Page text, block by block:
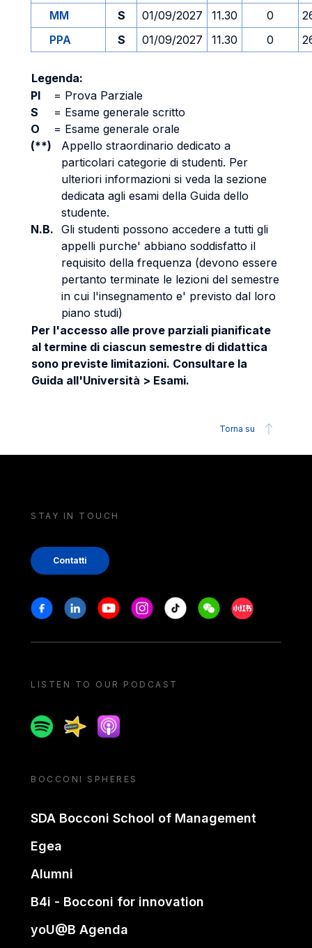
MM S 01/09/2027 11.30 0
PPA
S 01/09/2027 11.30 0
Legenda:
PI
= Prova Parziale
S
= Esame generale scritto
O
= Esame generale orale
(**)
Appello straordinario dedicato a
particolari categorie di studenti. Per
ulteriori informazioni si veda la sezione
dedicata agli esami della Guida dello
studente.
N.B. Gli studenti possono accedere a tutti gli
appelli purche' abbiano soddisfatto il
requisito della frequenza (devono essere
pertanto terminate le lezioni del semestre
in cui l'insegnamento e' previsto dal loro
piano studi)
Per l'accesso alle prove parziali pianificate
al termine di ciascun semestre di didattica
sono previste limitazioni. Consultare la
Guida all'Università > Esami.
Torna su
STAY IN TOUCH
Contatti
Stay in touch
FacebookLinkedinYoutubeInstagram
Tiktok WeechatXiaohongshu/
LISTEN TO OUR PODCAST
SpotifySpreakerApple podcast
BOCCONI SPHERES
SDA Bocconi School of Management
Egea
Alumni
B4i - Bocconi for innovation
yoU@B Agenda